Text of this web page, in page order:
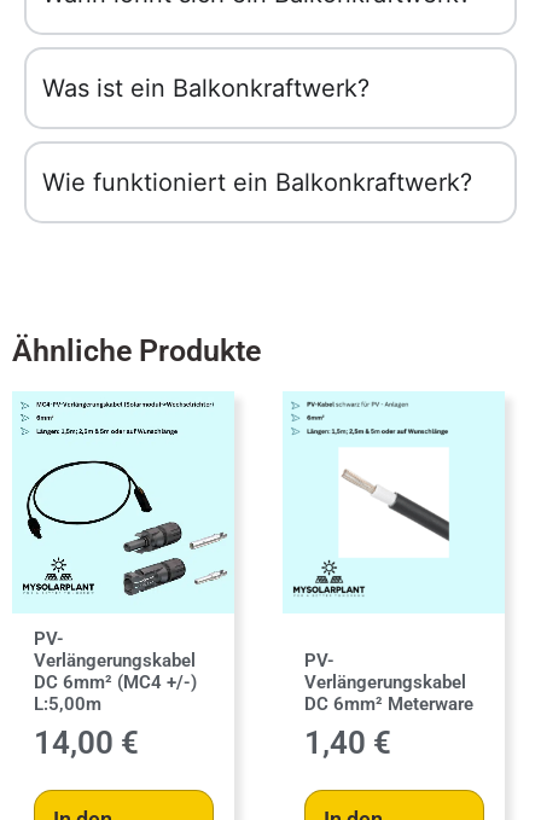
Was ist ein Balkonkraftwerk?
Wie funktioniert ein Balkonkraftwerk?
Ähnliche Produkte
PV-
Verlängerungskabel
DC 6mm² (MC4 +/-)
L:5,00m
14,00 €
PV-
Verlängerungskabel
DC 6mm² Meterware
1,40 €